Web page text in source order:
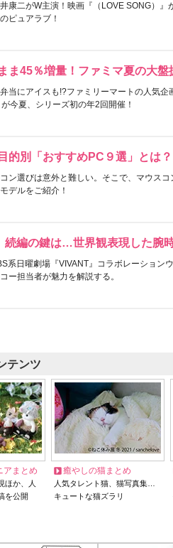
康二がW主演！映画『（LOVE SONG）』
ピュアラブ！
ま45％増量！ファミマ夏の大盤
当にアイスも!?ファミリーマートの人気企
今夏、シリーズ初の年2回開催！
的別「おすすめPC９選」とは？
ン選びは意外と難しい。そこで、マウス
デルをご紹介！
続編の鍵は…世界観表現した腕
系日曜劇場『VIVANT』コラボレーション
ー担当者が魅力を解説する。
テンツ
アまとめ
ほか、人
を公開
癒やしの猫まとめ
人気タレント猫、猫写真集…
キュートな猫ズラリ